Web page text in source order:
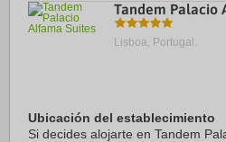
Tandem Palacio
Lisboa, Portugal.
Ubicación del establecimiento
Si decides alojarte en Tandem